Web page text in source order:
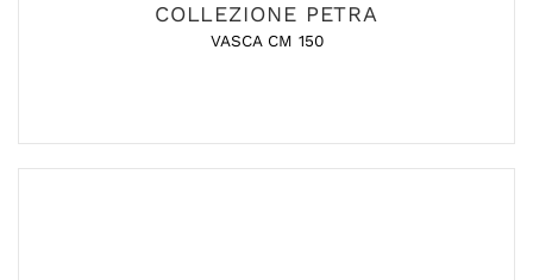
COLLEZIONE PETRA
VASCA CM 150